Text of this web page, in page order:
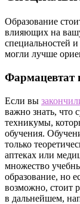
Образование
влияющих на
специальностей
могли лучше
Фармацевтат
Если вы
важно знать, что
техникумы,
обучения.
только
аптеках или
множество
образование, но
возможно, стоит
в дальнейшем,